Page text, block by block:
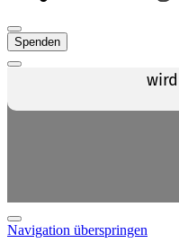
Spenden
Navigation überspringen